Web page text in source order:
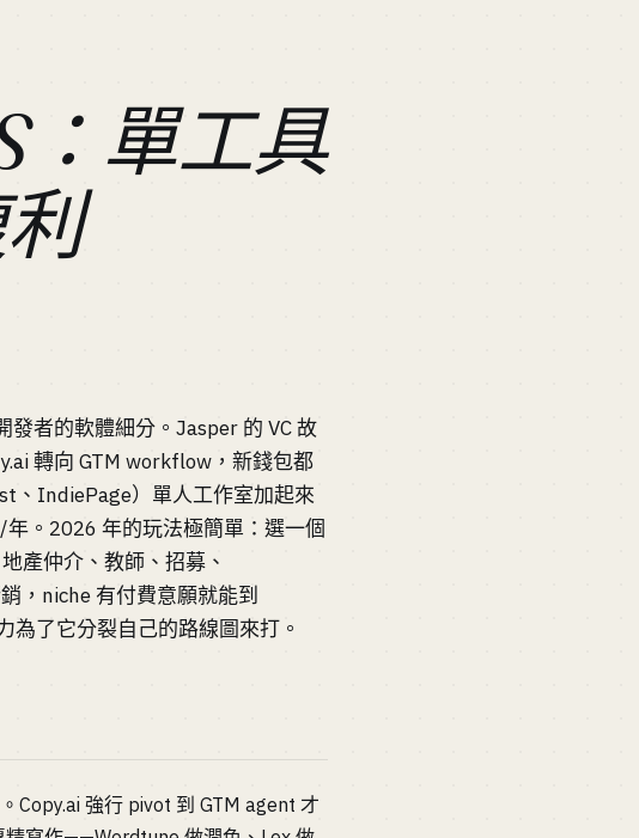
：單工具
者的軟體細分。Jasper 的 VC 故
轉向 GTM workflow，新錢包都
、IndiePage）單人工作室加起來
。2026 年的玩法極簡單：選一個
產仲介、教師、招募、
，niche 有付費意願就能到
了它分裂自己的路線圖來打。
Copy.ai 強行 pivot 到 GTM agent 才